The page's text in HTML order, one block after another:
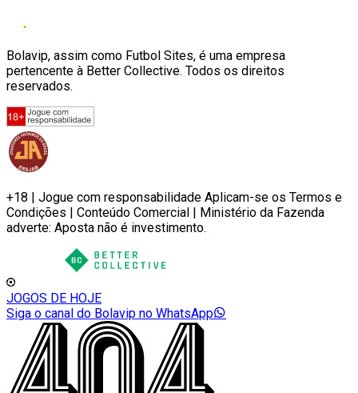
Bolavip, assim como Futbol Sites, é uma empresa
pertencente à Better Collective. Todos os direitos
reservados.
+18 | Jogue com responsabilidade Aplicam-se os Termos e
Condições | Conteúdo Comercial | Ministério da Fazenda
adverte: Aposta não é investimento.
JOGOS DE HOJE
Siga o canal do Bolavip no WhatsApp